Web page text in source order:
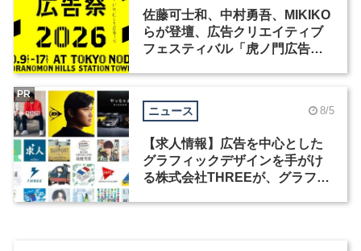
佐藤可士和、中村勇吾、MIKIKO
らが登壇、広告クリエイティブ
フェスティバル「虎ノ門広告
ニュース 8/5
【求人情報】広告を中心とした
グラフィックデザインを手がけ
る株式会社THREEが、グラフィ
PR